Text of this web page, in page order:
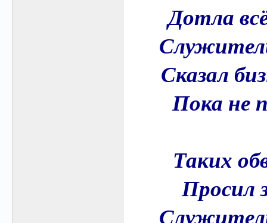
Дотла
Сказал
Пока не
Таких
Просил